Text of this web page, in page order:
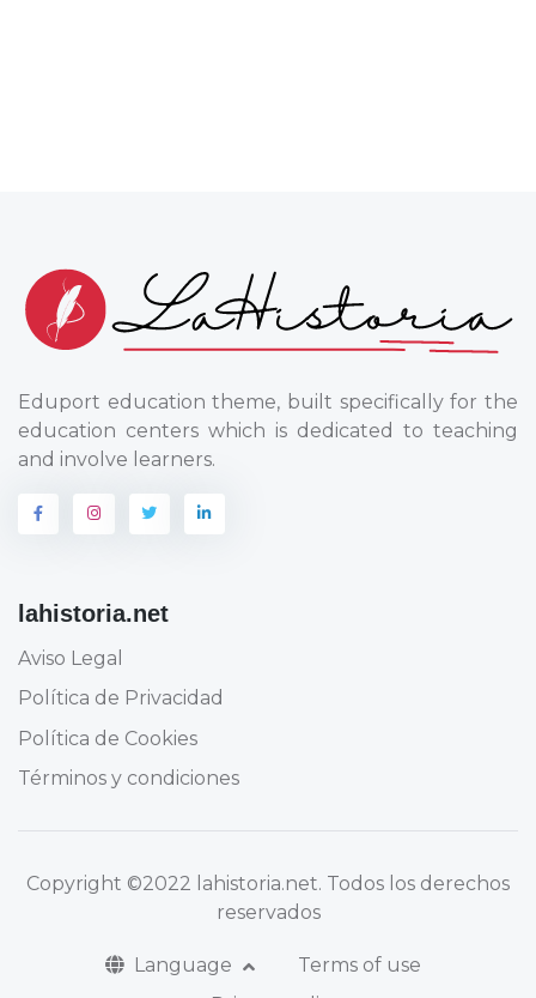
Eduport education theme, built specifically for the
education centers which is dedicated to teaching
and involve learners.
lahistoria.net
Aviso Legal
Política de Privacidad
Política de Cookies
Términos y condiciones
Copyright ©2022 lahistoria.net. Todos los derechos
reservados
Language
Terms of use